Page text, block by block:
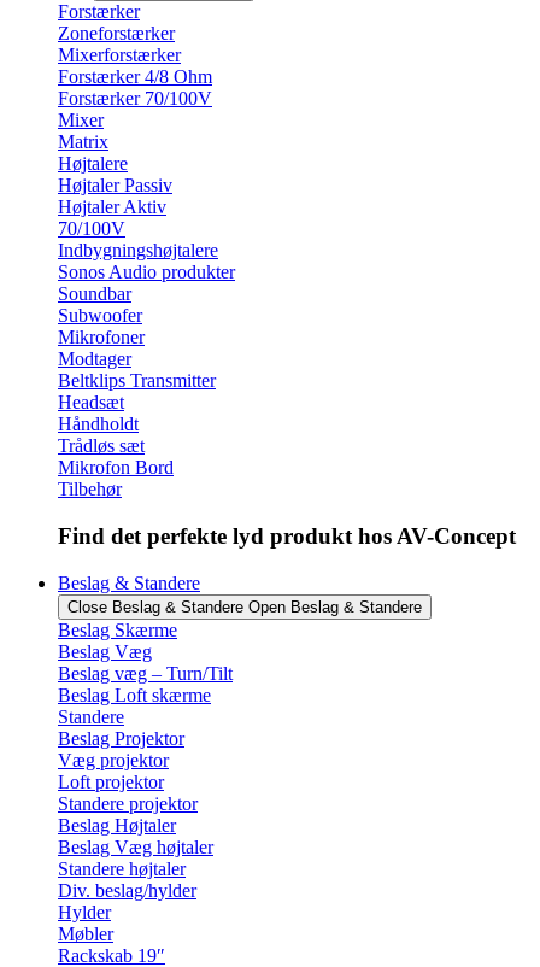
Forstærker
Zoneforstærker
Mixerforstærker
Forstærker 4/8 Ohm
Forstærker 70/100V
Mixer
Matrix
Højtalere
Højtaler Passiv
Højtaler Aktiv
70/100V
Indbygningshøjtalere
Sonos Audio produkter
Soundbar
Subwoofer
Mikrofoner
Modtager
Beltklips Transmitter
Headsæt
Håndholdt
Trådløs sæt
Mikrofon Bord
Tilbehør
Find det perfekte lyd produkt hos AV-Concept
Beslag & Standere
Close Beslag & Standere Open Beslag & Standere
Beslag Skærme
Beslag Væg
Beslag væg – Turn/Tilt
Beslag Loft skærme
Standere
Beslag Projektor
Væg projektor
Loft projektor
Standere projektor
Beslag Højtaler
Beslag Væg højtaler
Standere højtaler
Div. beslag/hylder
Hylder
Møbler
Rackskab 19″